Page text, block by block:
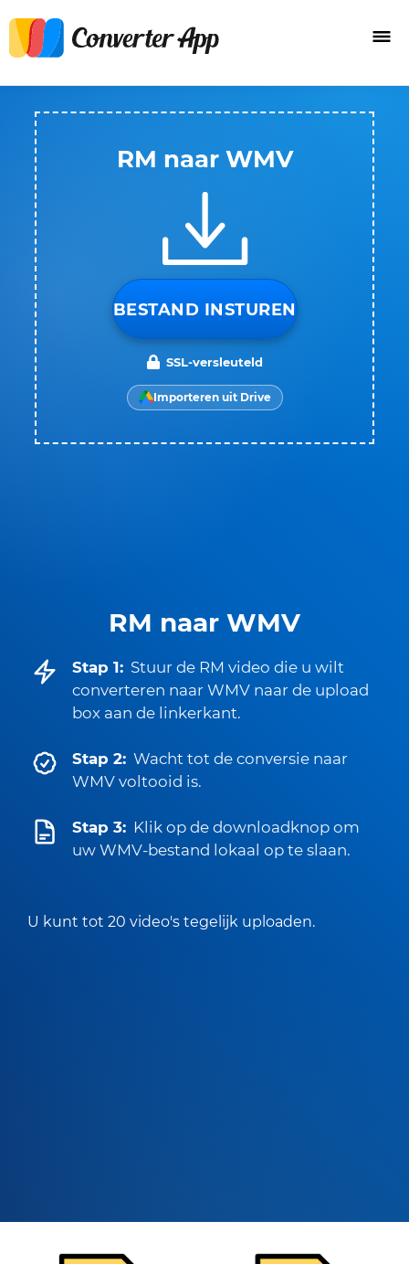
RM naar WMV
Stap 1: Stuur de RM video die u wilt
converteren naar WMV naar de upload
box aan de linkerkant.
Stap 2: Wacht tot de conversie naar
WMV voltooid is.
Stap 3: Klik op de downloadknop om
uw WMV-bestand lokaal op te slaan.
U kunt tot 20 video's tegelijk uploaden.
RM naar WMV
BESTAND INSTUREN
SSL-versleuteld
Importeren uit Drive